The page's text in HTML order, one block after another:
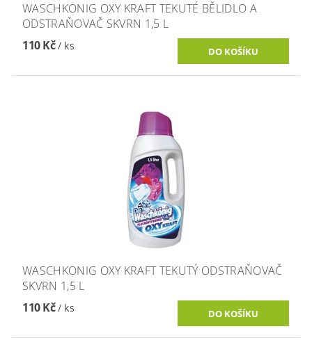
WASCHKONIG OXY KRAFT TEKUTÉ BĚLIDLO A
ODSTRAŇOVAČ SKVRN 1,5 L
110 Kč/ ks
WASCHKONIG OXY KRAFT TEKUTÝ ODSTRAŇOVAČ
SKVRN 1,5 L
110 Kč/ ks